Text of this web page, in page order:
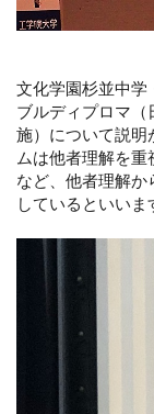
文化学園杉並中学
ブルディプロマ（
施）について説明
ムは他者理解を
など、他者理解か
しているといいま